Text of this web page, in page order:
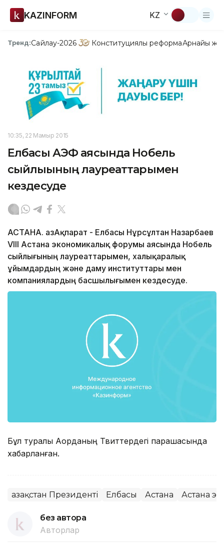
KAZINFORM KZ
Тренд:Сайлау-2026 Конституциялық реформаАрнайы
10:35, 22 Мамыр 2015
Елбасы АЭФ аясында Нобель
сыйлығының лауреаттарымен
кездесуде
АСТАНА. ҚазАқпарат - Елбасы Нұрсұлтан Назарбаев
VIII Астана экономикалық форумы аясында Нобель
сыйлығының лауреаттарымен, халықаралық
ұйымдардың және даму институттары мен
компаниялардың басшылығымен кездесуде.
Бұл туралы Ақорданың Твиттердегі парақшасында
хабарланған.
Қазақстан Президенті Елбасы Астана Астана
без автора
Авторлар